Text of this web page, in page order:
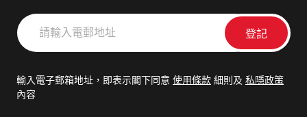
請
輸
郵
輸入電子郵箱地址，即表示閣下同意 使用條款 細則及 私隱政策
內容